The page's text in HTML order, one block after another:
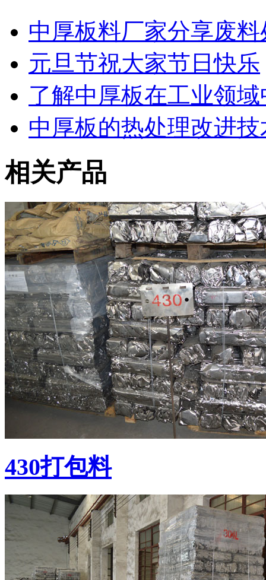
中厚板料厂家分享废
元旦节祝大家节日快乐
了解中厚板在工业领
中厚板的热处理改进技
相关产品
430打包料